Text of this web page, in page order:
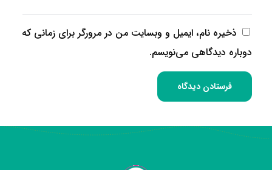
ذخیره نام، ایمیل و وبسایت من در مرورگر برای زمانی که
دوباره دیدگاهی می‌نویسم.